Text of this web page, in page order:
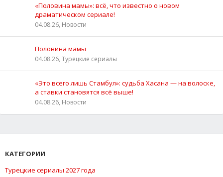
«Половина мамы»: всё, что известно о новом
драматическом сериале!
04.08.26, Новости
Половина мамы
04.08.26, Турецкие сериалы
«Это всего лишь Стамбул»: судьба Хасана — на волоске,
а ставки становятся всё выше!
04.08.26, Новости
КАТЕГОРИИ
Турецкие сериалы 2027 года